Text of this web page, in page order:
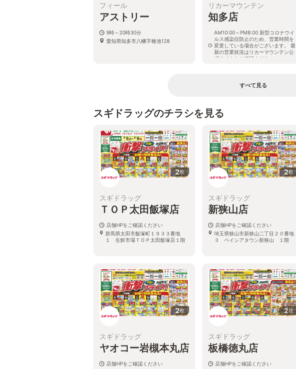
フィール
アストリー
9時～20時30分
愛知県知多市八幡字種池128
リカーマウンテン
知多店
AM10:00～PM8:00 新型コロナウイ
ルス感染症防止のため、営業時間を
変更している場合がございます。 最
新の営業状況はリカーマウンテン公
式サイトをご確認ください。
すべて見る
スギドラッグのチラシを見る
2枚
スギドラッグ
ＴＯＰ太田飯塚店
店舗HPをご確認ください
群馬県太田市飯塚町１９３３番地
１ 生鮮市場ＴＯＰ太田飯塚店１階
2枚
スギドラッグ
新狭山店
店舗HPをご確認ください
埼玉県狭山市新狭山二丁目２０番地
３ ベイシアタウン新狭山 １階
2枚
スギドラッグ
ヤオコー岩槻本丸店
店舗HPをご確認ください
2枚
スギドラッグ
板橋徳丸店
店舗HPをご確認ください